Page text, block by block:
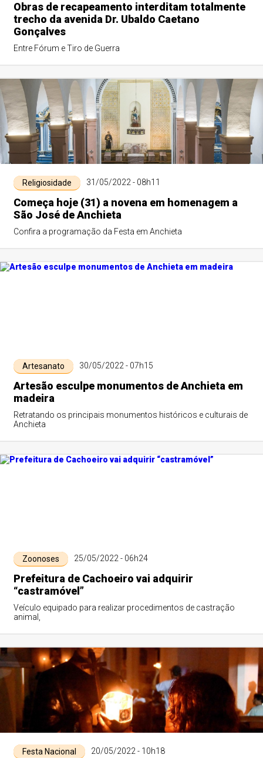
Obras de recapeamento interditam totalmente
trecho da avenida Dr. Ubaldo Caetano
Gonçalves
Entre Fórum e Tiro de Guerra
Religiosidade 31/05/2022 - 08h11
Começa hoje (31) a novena em homenagem a
São José de Anchieta
Confira a programação da Festa em Anchieta
Artesanato 30/05/2022 - 07h15
Artesão esculpe monumentos de Anchieta em
madeira
Retratando os principais monumentos históricos e culturais de
Anchieta
Zoonoses 25/05/2022 - 06h24
Prefeitura de Cachoeiro vai adquirir
“castramóvel”
Veículo equipado para realizar procedimentos de castração
animal,
Festa Nacional 20/05/2022 - 10h18